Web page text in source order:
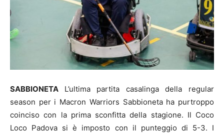
SABBIONETA L’ultima partita casalinga della regular
season per i Macron Warriors Sabbioneta ha purtroppo
coinciso con la prima sconfitta della stagione. Il Coco
Loco Padova si è imposto con il punteggio di 5-3. I